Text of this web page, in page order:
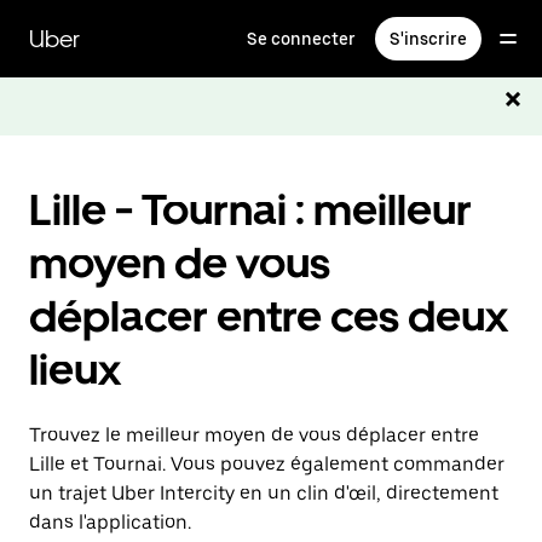
contenu
principal
Uber Se connecter S'inscrire
Lille - Tournai : meilleur
moyen de vous
déplacer entre ces deux
lieux
Trouvez le meilleur moyen de vous déplacer entre
Lille et Tournai. Vous pouvez également commander
un trajet Uber Intercity en un clin d'œil, directement
dans l'application.